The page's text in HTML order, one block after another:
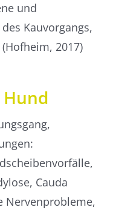
und
Kauvorgangs,
2017)
Cauda
Nervenprobleme,